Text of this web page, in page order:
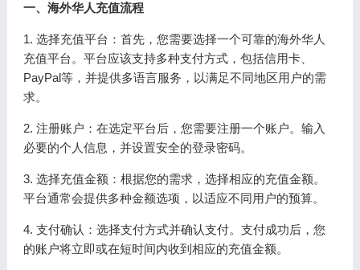
一、海外华人充值流程
1. 选择充值平台：首先，您需要选择一个可靠的海外华人
充值平台。平台应该支持多种支付方式，包括信用卡、
PayPal等，并提供多语言服务，以满足不同地区用户的需
求。
2. 注册账户：在选定平台后，您需要注册一个账户。输入
必要的个人信息，并设置安全的登录密码。
3. 选择充值金额：根据您的需求，选择相应的充值金额。
平台通常会提供多种金额选项，以适应不同用户的预算。
4. 支付确认：选择支付方式并确认支付。支付成功后，您
的账户将立即或在短时间内收到相应的充值金额。